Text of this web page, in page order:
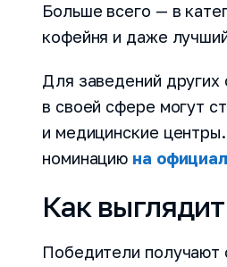
Больше всего — в
кофейня и даже
Для заведений
в своей сфере могут
и медицинские
номинацию на
Как
Победители получают